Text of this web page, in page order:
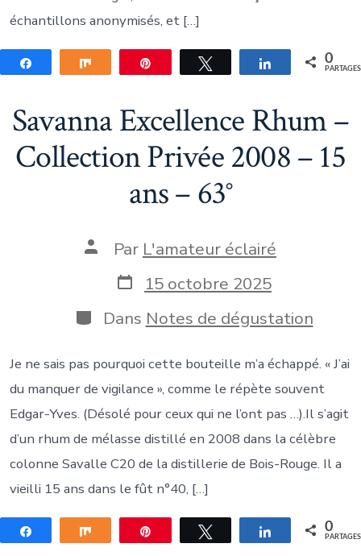
échantillons anonymisés, et […]
Partagez Partagez Tweetez Partagez 0
PARTAGES
Savanna Excellence Rhum –
Collection Privée 2008 – 15
ans – 63°
Auteur
publication
Par L'amateur éclairé
Date
de
publication
15 octobre 2025
Catégories
Dans Notes de dégustation
Je ne sais pas pourquoi cette bouteille m’a échappé. « J’ai
du manquer de vigilance », comme le répète souvent
Edgar-Yves. (Désolé pour ceux qui ne l’ont pas …).Il s’agit
d’un rhum de mélasse distillé en 2008 dans la célèbre
colonne Savalle C20 de la distillerie de Bois-Rouge. Il a
vieilli 15 ans dans le fût n°40, […]
Partagez Partagez Tweetez Partagez 0
PARTAGES